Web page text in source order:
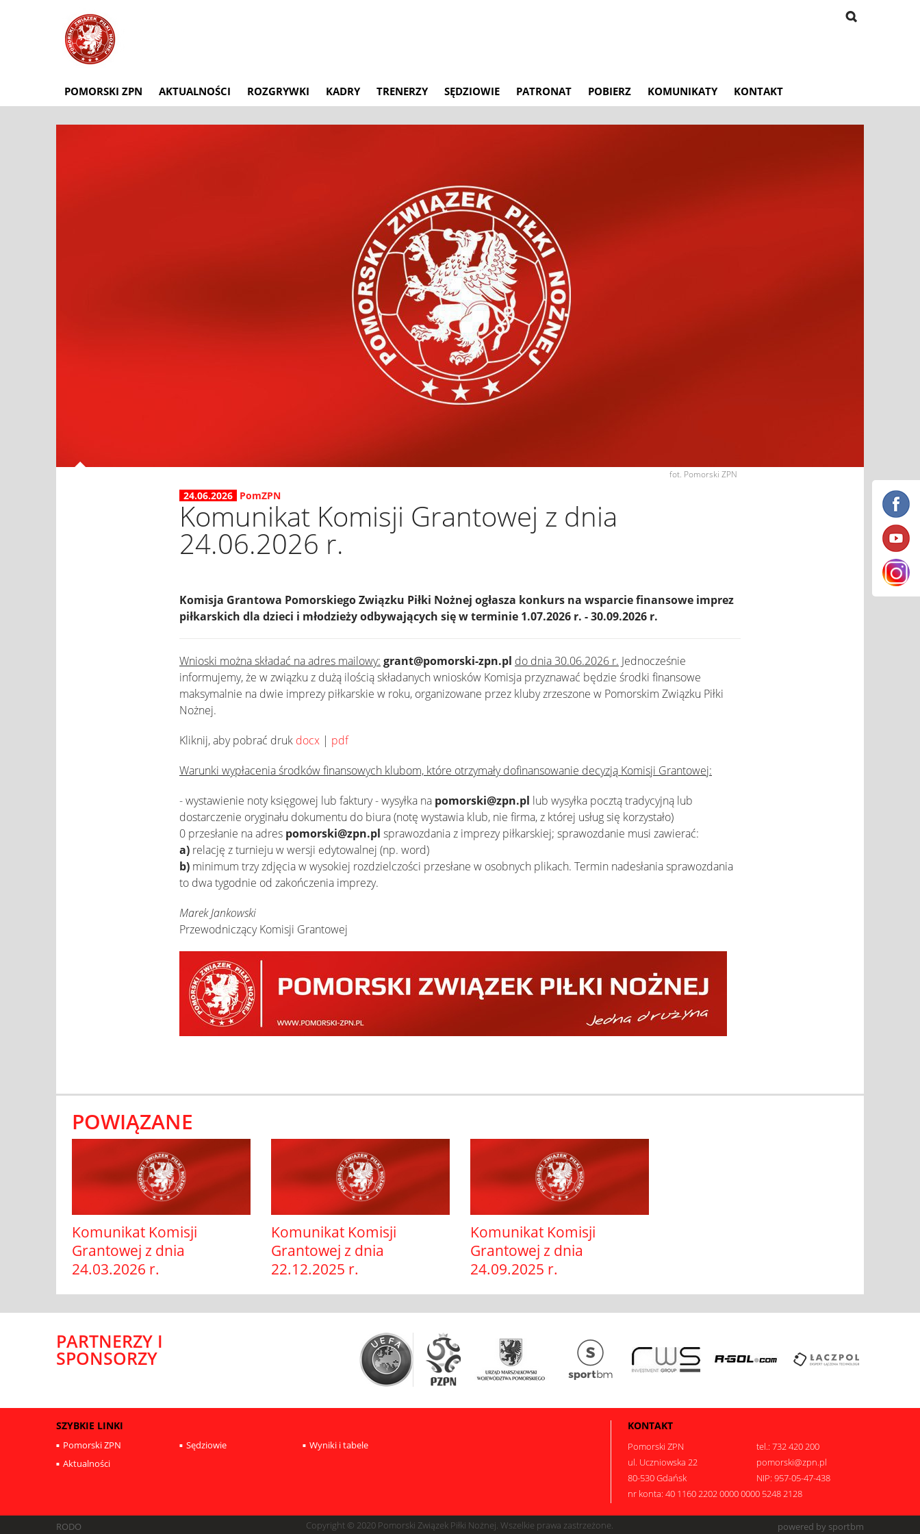
POMORSKI ZPN AKTUALNOŚCI ROZGRYWKI KADRY TRENERZY SĘDZIOWIE PATRONAT POBIERZ KOMUNIKATY KONTAKT
fot. Pomorski ZPN
24.06.2026 PomZPN
Komunikat Komisji Grantowej z dnia
24.06.2026 r.
Komisja Grantowa Pomorskiego Związku Piłki Nożnej ogłasza konkurs na wsparcie finansowe imprez
piłkarskich dla dzieci i młodzieży odbywających się w terminie 1.07.2026 r. - 30.09.2026 r.
Wnioski można składać na adres mailowy: grant@pomorski-zpn.pl do dnia 30.06.2026 r. Jednocześnie
informujemy, że w związku z dużą ilością składanych wniosków Komisja przyznawać będzie środki finansowe
maksymalnie na dwie imprezy piłkarskie w roku, organizowane przez kluby zrzeszone w Pomorskim Związku Piłki
Nożnej.
Kliknij, aby pobrać druk docx | pdf
Warunki wypłacenia środków finansowych klubom, które otrzymały dofinansowanie decyzją Komisji Grantowej:
- wystawienie noty księgowej lub faktury - wysyłka na pomorski@zpn.pl lub wysyłka pocztą tradycyjną lub
dostarczenie oryginału dokumentu do biura (notę wystawia klub, nie firma, z której usług się korzystało)
0 przesłanie na adres pomorski@zpn.pl sprawozdania z imprezy piłkarskiej; sprawozdanie musi zawierać:
a) relację z turnieju w wersji edytowalnej (np. word)
b) minimum trzy zdjęcia w wysokiej rozdzielczości przesłane w osobnych plikach. Termin nadesłania sprawozdania
to dwa tygodnie od zakończenia imprezy.
Marek Jankowski
Przewodniczący Komisji Grantowej
POWIĄZANE
Komunikat Komisji
Grantowej z dnia
24.03.2026 r.
Komunikat Komisji
Grantowej z dnia
22.12.2025 r.
Komunikat Komisji
Grantowej z dnia
24.09.2025 r.
PARTNERZY I
SPONSORZY
SZYBKIE LINKI
Pomorski ZPN Sędziowie
Wyniki i tabele
Aktualności
KONTAKT
Pomorski ZPN
tel.: 732 420 200
ul. Uczniowska 22
pomorski@zpn.pl
80-530 Gdańsk
NIP: 957-05-47-438
nr konta: 40 1160 2202 0000 0000 5248 2128
RODO Copyright © 2020 Pomorski Związek Piłki Nożnej. Wszelkie prawa zastrzeżone. powered by sportbm